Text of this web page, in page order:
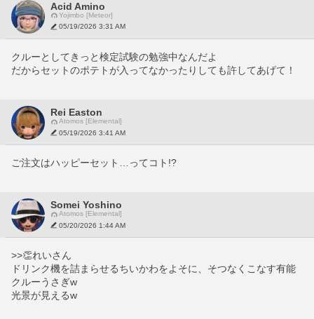
Acid Amino
Yojimbo [Meteor]
05/19/2026 3:31 AM
クルーとしてきっと検定試験の勉強中なんだよ
だからセットのポテトが入ってなかったりしても許してあげて！
Rei Easton
Atomos [Elemental]
05/19/2026 3:41 AM
ご注文はハッピーセット…ってコト!?
Somei Yoshino
Atomos [Elemental]
05/20/2026 1:44 AM
>>👏れいさん
ドリンク機を詰まらせるちいかわをよそに、そつなくこなす有能
クルーうさぎw
光景が見えるw